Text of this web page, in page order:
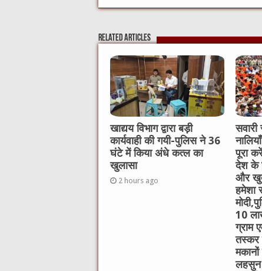
c
e
b
o
o
k
it
te
r
C
h
at
ai
l
ss
e
n
g
er
s
A
p
p
Related Articles
खाद्यय विभाग द्वारा बड़ी
कार्यवाही की गयी-पुलिस ने 36
घंटे में किया अंधे कत्ल का
खुलासा
2 hours ago
पूरा
देश के
और
हमेशा
10
ग्राम
तस्कर
मकानों
लहसुन